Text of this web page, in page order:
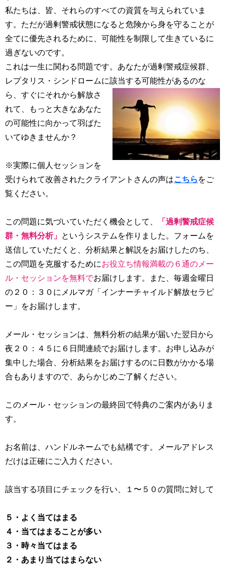
私たちは、皆、それらのすべての資質を与えられていま
す。ただが過剰警戒状態になると危険から身を守ることが
全てに優先されるために、可能性を制限して生きているに
過ぎないのです。
これは一生に関わる問題です。あなたが過剰警戒症候群、
レプタリス・シンドロームに該当する 可能性があるのな
ら、すぐにそれから解放さ
れて、もっと大きなあなた
の可能性に向かって羽ばた
いてゆきませんか？
※実際に個人セッションを
受けられて改善されたクライアントさんの声はこちら をご
覧ください。
この問題に気づいていただく機会として、
「過剰警戒症候
群・無料分析」 というシステムを作りました。フォームを
送信していただくと、分析結果と解説をお届けしたのち、
この問題を克服するためにお役立ち情報満載の６通のメー
ル・セッションを無料でお届けします。また、毎週金曜日
の２０：３０にメルマガ「インナーチャイルド解放セラピ
ー」をお届けします。
メール・セッションは、無料分析の結果が届いた翌日から
夜２０：４５に６日間連続でお届けします。お申し込みが
集中した場合、分析結果をお届けするのに日数がかかる場
合もありますので、あらかじめご了解ください。
このメール・セッションの最終回で特典のご案内がありま
す。
お名前は、ハンドルネームでも結構です。メールアドレス
だけは正確にご入力ください。
該当する項目にチェックを行い、１〜５０の質問に対して
５・よく当てはまる
４・当てはまることが多い
３・時々当てはまる
２・あまり当てはまらない